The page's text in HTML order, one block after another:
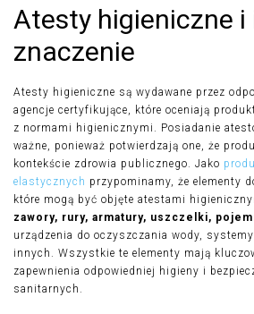
Atesty higieniczne i
znaczenie
Atesty higieniczne są wydawane przez
agencje certyfikujące, które oceniają
z normami higienicznymi. Posiadanie
ważne, ponieważ potwierdzają one, że
kontekście zdrowia publicznego. Jako
elastycznych przypominamy, że elementy
które mogą być objęte atestami
zawory, rury, armatury, uszczelki,
urządzenia do oczyszczania wody,
innych. Wszystkie te elementy mają
zapewnienia odpowiedniej higieny i
sanitarnych.